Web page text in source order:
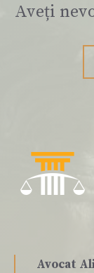
Aveți
Avocat